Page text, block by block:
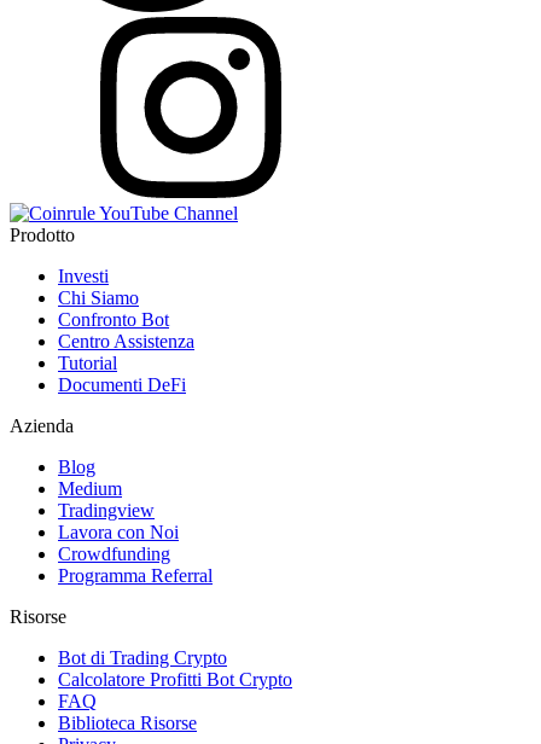
Prodotto
Investi
Chi Siamo
Confronto Bot
Centro Assistenza
Tutorial
Documenti DeFi
Azienda
Blog
Medium
Tradingview
Lavora con Noi
Crowdfunding
Programma Referral
Risorse
Bot di Trading Crypto
Calcolatore Profitti Bot Crypto
FAQ
Biblioteca Risorse